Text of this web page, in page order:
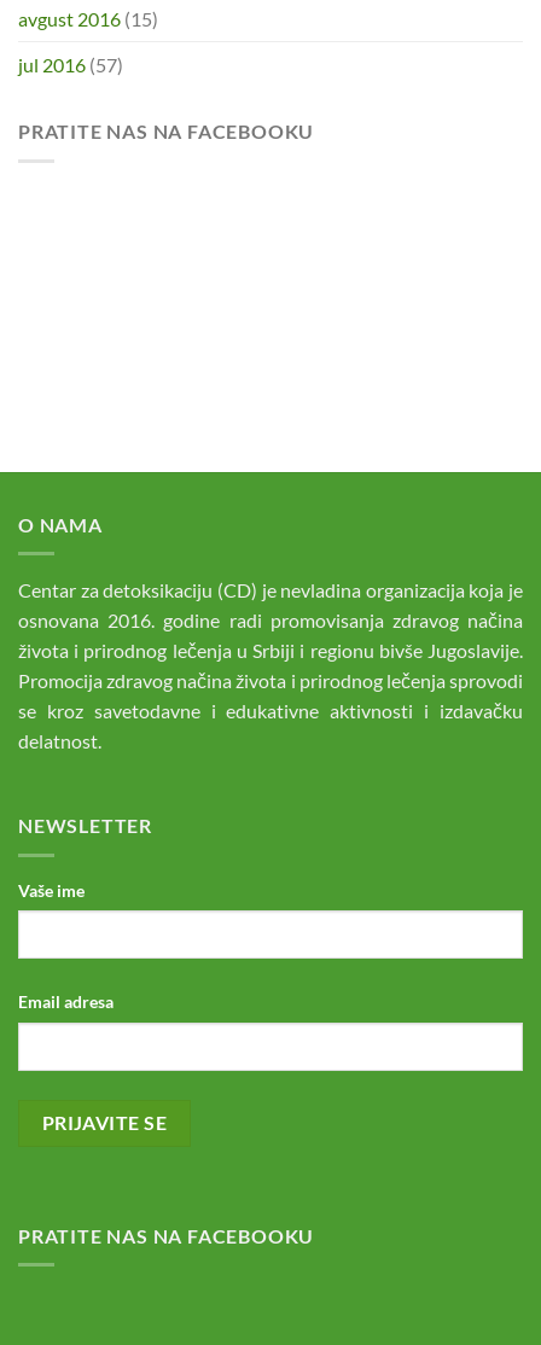
avgust 2016 (15)
jul 2016 (57)
PRATITE NAS NA FACEBOOKU
O NAMA
Centar za detoksikaciju (CD) je nevladina organizacija koja je
osnovana 2016. godine radi promovisanja zdravog načina
života i prirodnog lečenja u Srbiji i regionu bivše Jugoslavije.
Promocija zdravog načina života i prirodnog lečenja sprovodi
se kroz savetodavne i edukativne aktivnosti i izdavačku
delatnost.
NEWSLETTER
Vaše ime
Email adresa
PRATITE NAS NA FACEBOOKU